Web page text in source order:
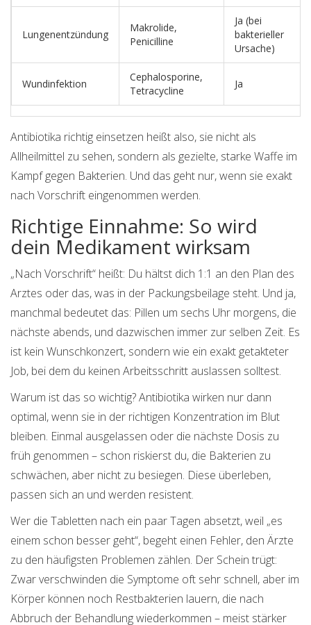
Lungenentzündung
Makrolide,
Penicilline
Ja (bei
bakterieller
Ursache)
Wundinfektion
Cephalosporine,
Tetracycline
Ja
Antibiotika richtig einsetzen heißt also, sie nicht als
Allheilmittel zu sehen, sondern als gezielte, starke Waffe im
Kampf gegen Bakterien. Und das geht nur, wenn sie exakt
nach Vorschrift eingenommen werden.
Richtige Einnahme: So wird
dein Medikament wirksam
„Nach Vorschrift“ heißt: Du hältst dich 1:1 an den Plan des
Arztes oder das, was in der Packungsbeilage steht. Und ja,
manchmal bedeutet das: Pillen um sechs Uhr morgens, die
nächste abends, und dazwischen immer zur selben Zeit. Es
ist kein Wunschkonzert, sondern wie ein exakt getakteter
Job, bei dem du keinen Arbeitsschritt auslassen solltest.
Warum ist das so wichtig? Antibiotika wirken nur dann
optimal, wenn sie in der richtigen Konzentration im Blut
bleiben. Einmal ausgelassen oder die nächste Dosis zu
früh genommen – schon riskierst du, die Bakterien zu
schwächen, aber nicht zu besiegen. Diese überleben,
passen sich an und werden resistent.
Wer die Tabletten nach ein paar Tagen absetzt, weil „es
einem schon besser geht“, begeht einen Fehler, den Ärzte
zu den häufigsten Problemen zählen. Der Schein trügt:
Zwar verschwinden die Symptome oft sehr schnell, aber im
Körper können noch Restbakterien lauern, die nach
Abbruch der Behandlung wiederkommen – meist stärker